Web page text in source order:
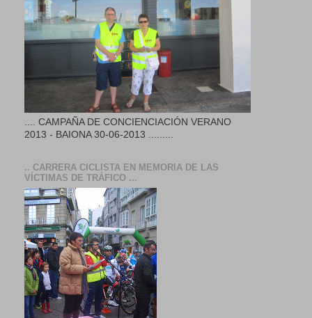
.... CAMPAÑA DE CONCIENCIACIÓN VERANO
2013 - BAIONA 30-06-2013 .........
.. CARRERA CICLISTA EN MEMORIA DE LAS
VÍCTIMAS DE TRÁFICO ...